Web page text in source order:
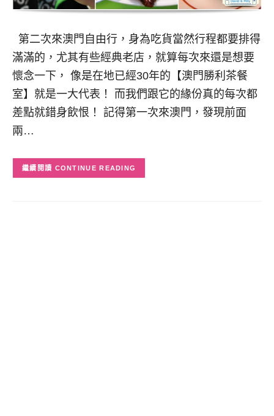
第二次來澳門自由行，身為吃貨當然行程都要排得
滿滿的，尤其有些經典老店，就算每次來還是想要
懷念一下， 像是在地已經30年的【澳門勝利茶餐
室】就是一大代表！ 而我們跟它的緣份真的每次都
差點就錯身飲恨！ 記得第一次來澳門，發現前面
兩…
CONTINUE READING